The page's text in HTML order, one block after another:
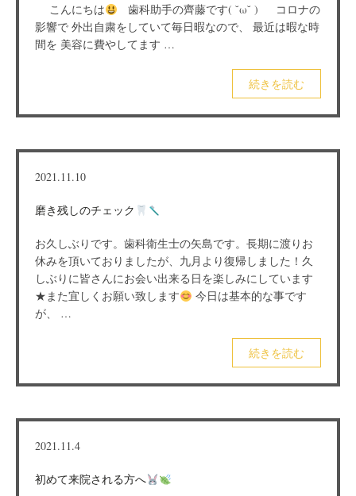
こんにちは
歯科助手の齊藤です( ˘ω˘ ) コロナの
影響で 外出自粛をしていて毎日暇なので、 最近は暇な時
間を 美容に費やしてます …
続きを読む
2021.11.10
磨き残しのチェック
お久しぶりです。歯科衛生士の矢島です。長期に渡りお
休みを頂いておりましたが、九月より復帰しました！久
しぶりに皆さんにお会い出来る日を楽しみにしています
★また宜しくお願い致します
今日は基本的な事です
が、 …
続きを読む
2021.11.4
初めて来院される方へ